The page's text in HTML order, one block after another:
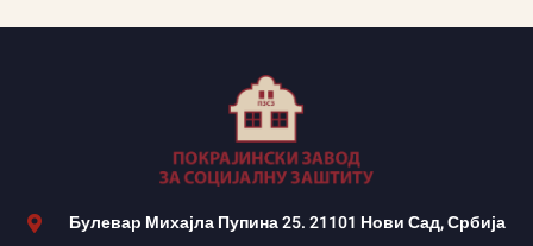
Булевар Михајла Пупина 25. 21101 Нови Сад, Србија